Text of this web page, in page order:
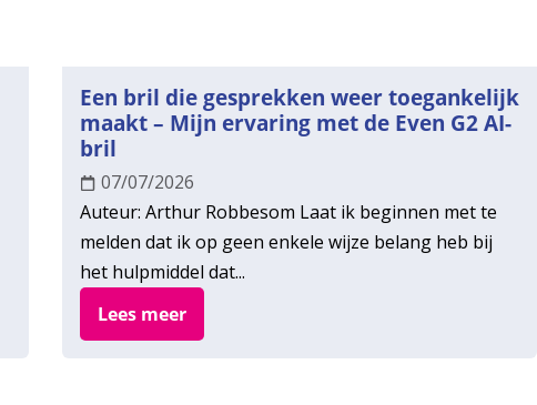
Een bril die gesprekken weer toegankelijk
maakt – Mijn ervaring met de Even G2 AI-
bril
07/07/2026
Auteur: Arthur Robbesom Laat ik beginnen met te
melden dat ik op geen enkele wijze belang heb bij
het hulpmiddel dat...
Lees meer